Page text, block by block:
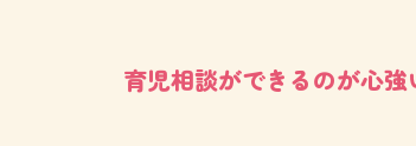
育児相談ができるのが心強